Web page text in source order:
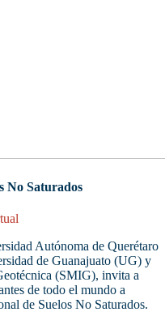
No Saturados
Autónoma de Querétaro
de Guanajuato (UG) y
(SMIG), invita a
de todo el mundo a
de Suelos No Saturados.